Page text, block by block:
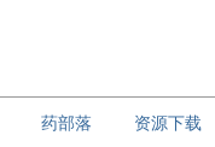
药部落 资源下载